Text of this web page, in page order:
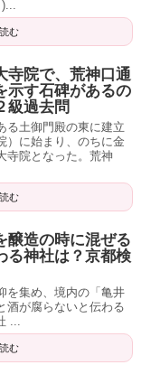
む
寺院で、荒神口通
示す石碑があるの
級過去問
る土御門殿の東に建立
）に始まり、のちに金
寺院となった。荒神
む
醸造の時に混ぜる
る神社は？京都検
を集め、境内の「亀井
酒が腐らないと伝わる
...
む